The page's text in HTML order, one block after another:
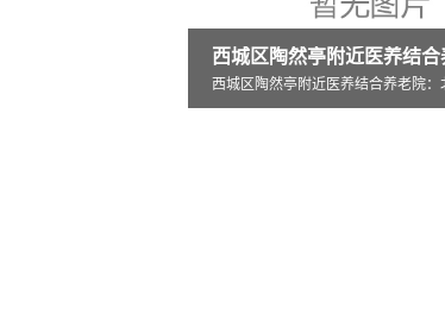
北京市怀柔区杨宋镇敬老院创新打造